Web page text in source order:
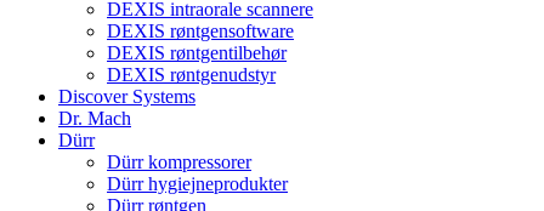
DEXIS intraorale scannere
DEXIS røntgensoftware
DEXIS røntgentilbehør
DEXIS røntgenudstyr
Discover Systems
Dr. Mach
Dürr
Dürr kompressorer
Dürr hygiejneprodukter
Dürr røntgen